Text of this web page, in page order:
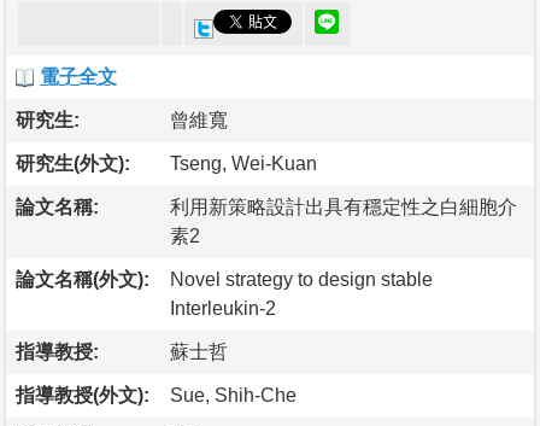
電子全文
研究生: 曾維寬
研究生(外文): Tseng, Wei-Kuan
論文名稱:
利用新策略設計出具有穩定性之白細胞介
素2
論文名稱(外文):
Novel strategy to design stable
Interleukin-2
指導教授: 蘇士哲
指導教授(外文): Sue, Shih-Che